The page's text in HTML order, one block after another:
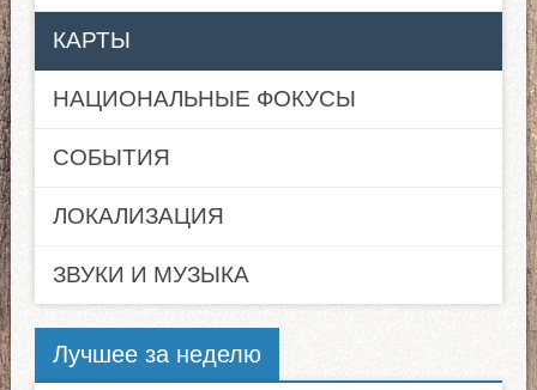
КАРТЫ
НАЦИОНАЛЬНЫЕ ФОКУСЫ
СОБЫТИЯ
ЛОКАЛИЗАЦИЯ
ЗВУКИ И МУЗЫКА
Лучшее за неделю